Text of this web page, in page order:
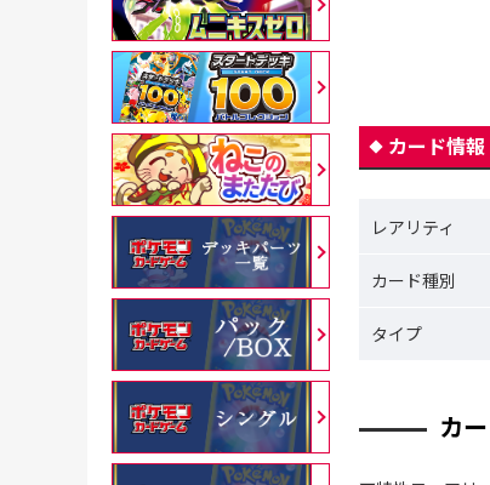
カード情報
レアリティ
カード種別
タイプ
カ